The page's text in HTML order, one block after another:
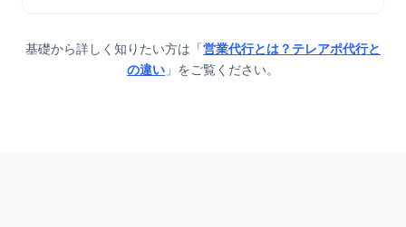
基礎から詳しく知りたい方は「 営業代行とは？テレアポ代行と
の違い 」をご覧ください。